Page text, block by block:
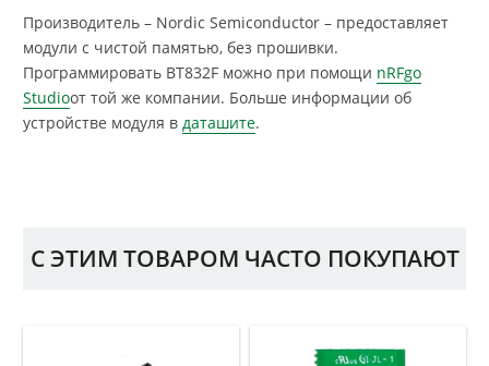
Производитель – Nordic Semiconductor – предоставляет
модули с чистой памятью, без прошивки.
Программировать BT832F можно при помощи nRFgo
Studioот той же компании. Больше информации об
устройстве модуля в даташите.
С ЭТИМ ТОВАРОМ ЧАСТО ПОКУПАЮТ